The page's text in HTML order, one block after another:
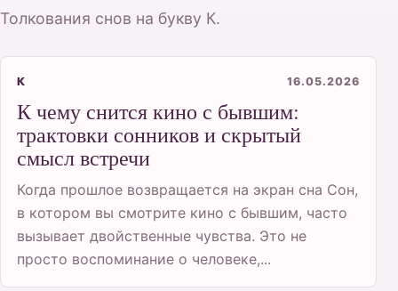
Толкования снов на букву К.
К 16.05.2026
К чему снится кино с бывшим:
трактовки сонников и скрытый
смысл встречи
Когда прошлое возвращается на экран сна Сон,
в котором вы смотрите кино с бывшим, часто
вызывает двойственные чувства. Это не
просто воспоминание о человеке,...